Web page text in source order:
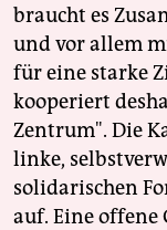
braucht es
und vor allem
für eine starke
kooperiert
Zentrum". Die
linke,
solidarischen
auf. Eine offene